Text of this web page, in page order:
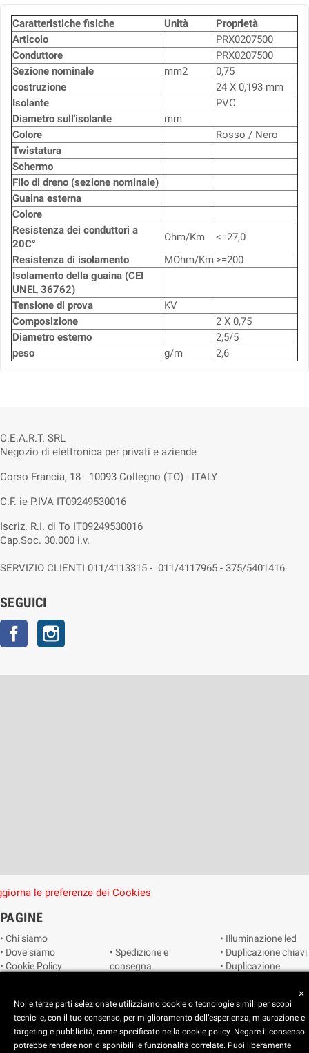
Caratteristiche fisiche Unità
Proprietà
Articolo
PRX0207500
Conduttore
PRX0207500
Sezione nominale
mm2
0,75
costruzione
24 X 0,193 mm
Isolante
PVC
Diametro sull'isolante
mm
Colore
Rosso / Nero
Twistatura
Schermo
Filo di dreno (sezione nominale)
Guaina esterna
Colore
Resistenza dei conduttori a
20C°
Ohm/Km
<=27,0
Resistenza di isolamento
MOhm/Km >=200
Isolamento della guaina (CEI
UNEL 36762)
Tensione di prova
KV
Composizione
2 X 0,75
Diametro esterno
2,5/5
peso
g/m 2,6
C.E.A.R.T. SRL
Negozio di elettronica per privati e aziende
Corso Francia, 18 - 10093 Collegno (TO) - ITALY
C.F. ie P.IVA IT09249530016
Iscriz. R.I. di To IT09249530016
Cap.Soc. 30.000 i.v.
SERVIZIO CLIENTI 011/4113315 - 011/4117965 - 375/5401416
SEGUICI
Facebook
le preferenze dei Cookies
PAGINE
• Chi siamo
• Dove siamo
• Cookie Policy
preferenze dei
cookie
• Spedizione e
consegna
• Catalogo
• Illuminazione led
• Duplicazione chiavi
• Duplicazione
• Smart home
• Video sorveglianza
close
Noi e terze parti selezionate utilizziamo cookie o tecnologie simili per scopi
tecnici e, con il tuo consenso, per miglioramento dell’esperienza, misurazione e
targeting e pubblicità, come specificato nella cookie policy. Negare il consenso
potrebbe rendere non disponibili le funzionalità correlate. Puoi liberamente